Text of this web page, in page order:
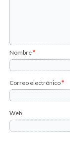
Nombre*
Correo electrónico*
Web